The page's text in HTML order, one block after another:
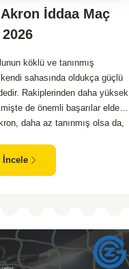
İddaa Maç
köklü ve tanınmış
sahasında oldukça güçlü
Rakiplerinden daha yüksek
de önemli başarılar elde
daha az tanınmış olsa da,
Lokomotiv gibi köklü ve
daha yüksek ihtimal
İncele